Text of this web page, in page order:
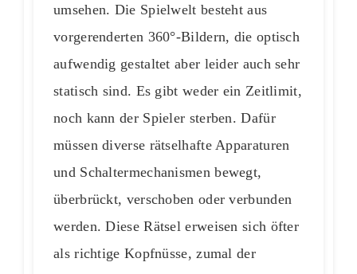
umsehen. Die Spielwelt besteht aus
vorgerenderten 360°-Bildern, die optisch
aufwendig gestaltet aber leider auch sehr
statisch sind. Es gibt weder ein Zeitlimit,
noch kann der Spieler sterben. Dafür
müssen diverse rätselhafte Apparaturen
und Schaltermechanismen bewegt,
überbrückt, verschoben oder verbunden
werden. Diese Rätsel erweisen sich öfter
als richtige Kopfnüsse, zumal der